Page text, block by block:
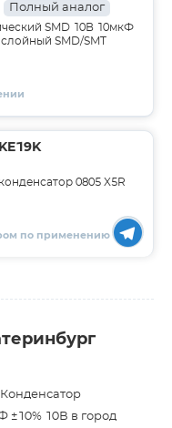
Полный аналог
SMD 10В 10мкФ
SMD/SMT
0805 X5R
по применению
Конденсатор
±10% 10В в город